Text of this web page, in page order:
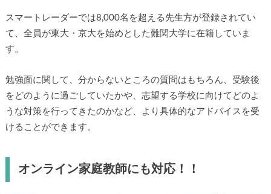
スマートレーダーでは8,000名を超える先生方が登録されてい
て、全員が東大・京大を始めとした難関大学に在籍していま
す。
勉強面に関して、分からないところの質問はもちろん、受験後
をどのように過ごしていたかや、志望する学校に向けてどのよ
うな対策を行ってきたのかなど、より具体的なアドバイスを受
けることができます。
オンライン家庭教師にも対応！！